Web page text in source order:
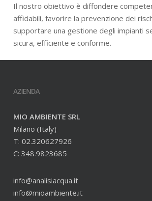
Il nostro obiettivo è diffondere
affidabili, favorire la prevenzione dei
supportare una gestione degli impianti
sicura, efficiente e conforme.
AZIENDA
MIO AMBIENTE SRL
Milano (Italy)
T: 02.320627926
C: 348.9823685
info@analisiacqua.it
info@mioambiente.it